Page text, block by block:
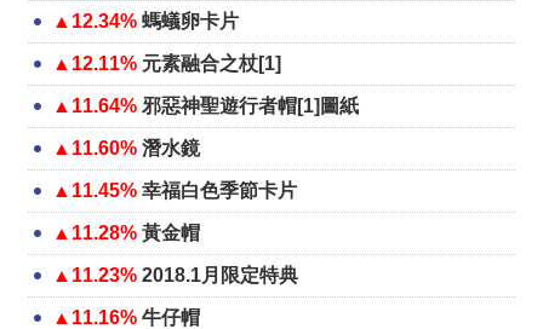
▲12.34% 螞蟻卵卡片
▲12.11% 元素融合之杖[1]
▲11.64% 邪惡神聖遊行者帽[1]圖紙
▲11.60% 潛水鏡
▲11.45% 幸福白色季節卡片
▲11.28% 黃金帽
▲11.23% 2018.1月限定特典
▲11.16% 牛仔帽